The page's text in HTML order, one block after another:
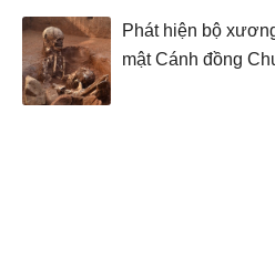
Phát hiện bộ
mật Cánh đồng